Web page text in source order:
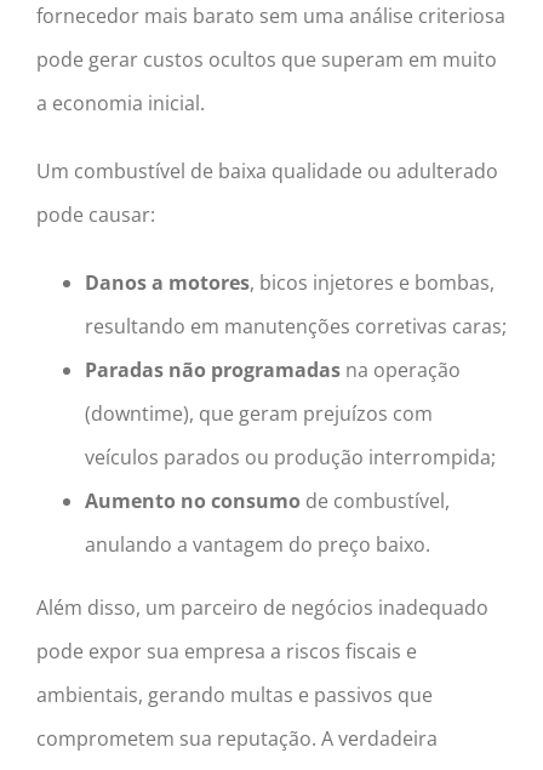
fornecedor mais barato sem uma análise criteriosa
pode gerar custos ocultos que superam em muito
a economia inicial.
Um combustível de baixa qualidade ou adulterado
pode causar:
Danos a motores, bicos injetores e bombas,
resultando em manutenções corretivas caras;
Paradas não programadas na operação
(downtime), que geram prejuízos com
veículos parados ou produção interrompida;
Aumento no consumo de combustível,
anulando a vantagem do preço baixo.
Além disso, um parceiro de negócios inadequado
pode expor sua empresa a riscos fiscais e
ambientais, gerando multas e passivos que
comprometem sua reputação. A verdadeira